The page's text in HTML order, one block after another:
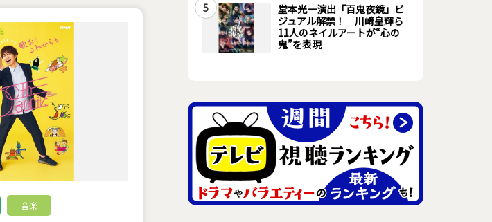
音楽
5
堂本光一演出「百鬼夜鏡」ビ
ジュアル解禁！ 川﨑皇輝ら
11人のネイルアートが“心の
鬼”を表現